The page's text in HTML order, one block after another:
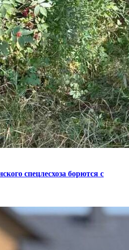
спецлесхоза борются с